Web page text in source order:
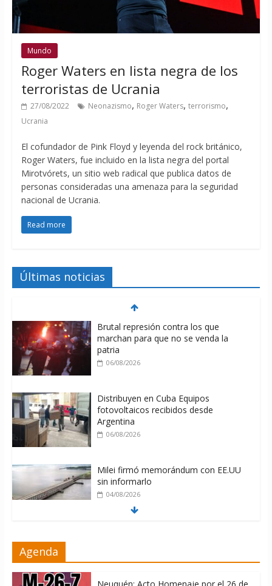
Mundo
Roger Waters en lista negra de los
terroristas de Ucrania
27/08/2022 Neonazismo, Roger Waters, terrorismo,
Ucrania
El cofundador de Pink Floyd y leyenda del rock británico,
Roger Waters, fue incluido en la lista negra del portal
Mirotvórets, un sitio web radical que publica datos de
personas consideradas una amenaza para la seguridad
nacional de Ucrania.
Read more
Últimas noticias
Brutal represión contra los que
marchan para que no se venda la
patria
06/08/2026
Distribuyen en Cuba Equipos
fotovoltaicos recibidos desde
Argentina
06/08/2026
Milei firmó memorándum con EE.UU
sin informarlo
04/08/2026
con Rusia y China
Agenda